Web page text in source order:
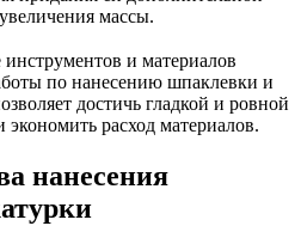
массы.
и материалов
по нанесению шпаклевки и
достичь гладкой и ровной
экономить расход материалов.
нанесения